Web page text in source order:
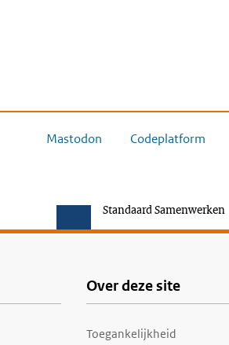
Mastodon Codeplatform
Standaard Samenwerken
Over deze site
Toegankelijkheid